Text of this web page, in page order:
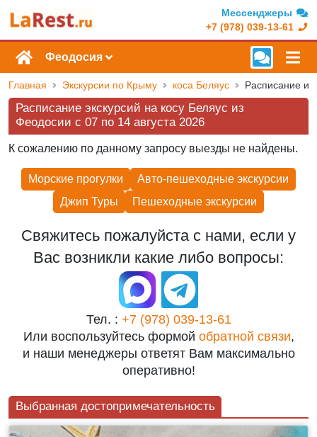
Мессенджеры
+7 (978) 039-13-61
Феодосия
Главная Экскурсии по Крыму коса Беляус
Расписание экскурсий на косу Беляус из
Феодосии c 07 по 14 августа 2026
К сожалению по данному запросу выезды не найдены.
Морские прогулки
Авто-пешеходные экскурсии
Джип Туры
Пешеходные экскурcии
Свяжитесь пожалуйста с нами, если у
Вас возникли какие либо вопросы:
Тел. : +7 (978) 039-13-61
Или воспользуйтесь формой обратной связи,
и наши менеджеры ответят Вам максимально
оперативно!
Выбранная достопримечательность